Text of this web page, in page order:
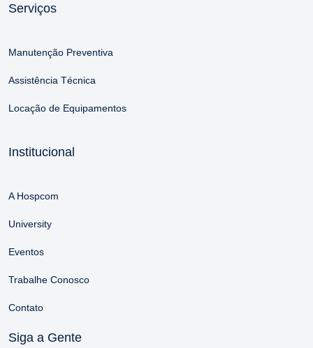
Serviços
Manutenção Preventiva
Assistência Técnica
Locação de Equipamentos
Institucional
A Hospcom
University
Eventos
Trabalhe Conosco
Contato
Siga a Gente